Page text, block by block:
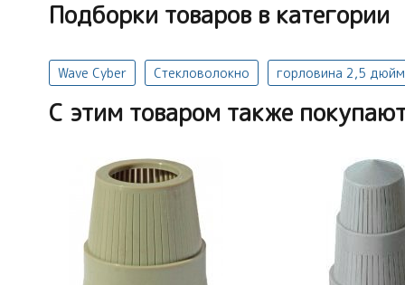
Подборки товаров в категории
Wave Cyber Стекловолокно горловина 2,5
C этим товаром также